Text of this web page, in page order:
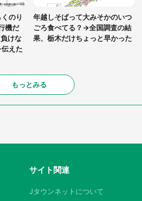
のり
機だ
けな
えた
年越しそばって大みそかのいつ
ごろ食べてる？→全国調査の結
果、栃木だけちょっと早かった
もっとみる
サイト関連
Jタウンネットについて